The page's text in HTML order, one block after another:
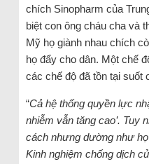
chích Sinopharm của
biệt con ông cháu cha và
Mỹ họ giành nhau chích
họ đẩy cho dân. Một chế
các chế độ đã tồn tại suốt
“Cả hệ thống quyền lực
nhiễm vẫn tăng cao’. Tuy
cách nhưng dường như
Kinh nghiệm chống dịch